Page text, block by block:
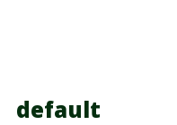
default